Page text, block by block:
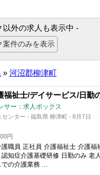
以外の求人も表示中 -
» 河沼郡柳津町
福祉士/デイサービス/日勤
サー：求人ボックス
ンター - 福島県 柳津町 - 8月7日
円
護職員 正社員 介護福祉士 介護
知症介護基礎研修 日勤のみ 老
の介護業務 ...